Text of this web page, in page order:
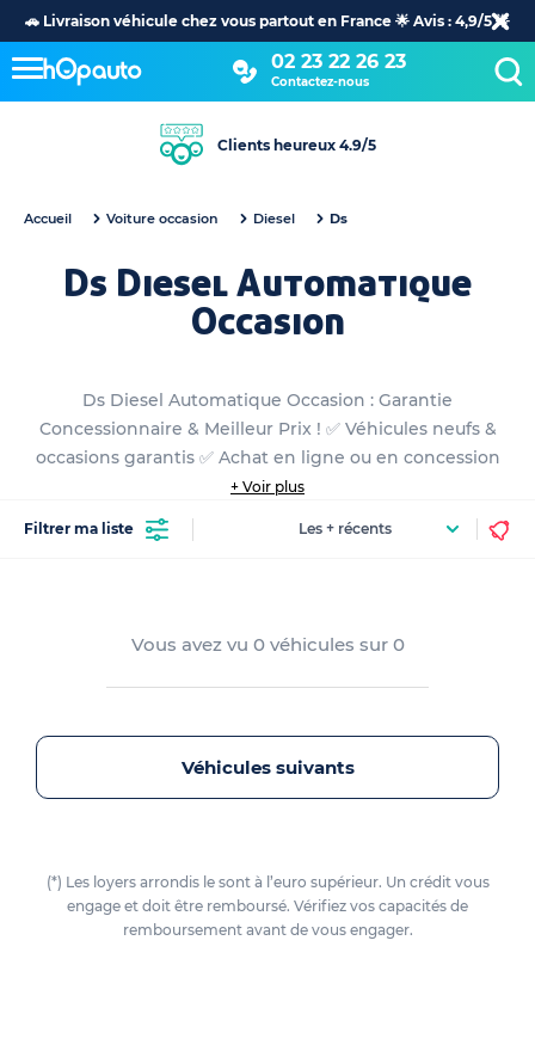
🚗 Livraison véhicule chez vous partout en France 🌟 Avis : 4,9/5 🌟
02 23 22 26 23
Contactez-nous
Clients heureux 4.9/5
Accueil Voiture occasion Diesel Ds
Ds Diesel Automatique
Occasion
Ds Diesel Automatique Occasion : Garantie
Concessionnaire & Meilleur Prix ! ✅ Véhicules neufs &
occasions garantis ✅ Achat en ligne ou en concession
+ Voir plus
Filtrer ma liste
Vous avez vu 0 véhicules sur 0
Véhicules suivants
(*) Les loyers arrondis le sont à l’euro supérieur. Un crédit vous
engage et doit être remboursé. Vérifiez vos capacités de
remboursement avant de vous engager.